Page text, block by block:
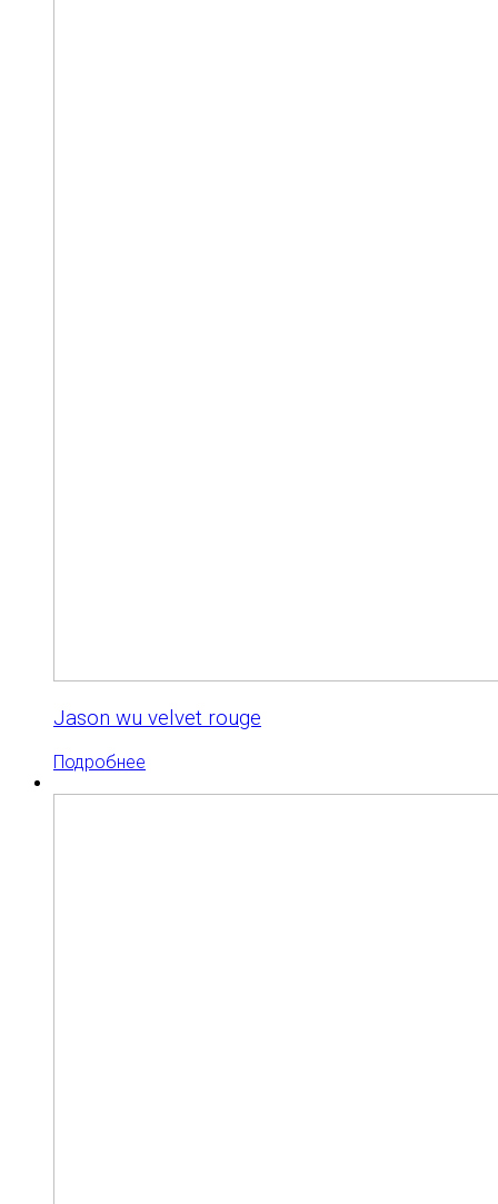
Jason wu velvet rouge
Подробнее